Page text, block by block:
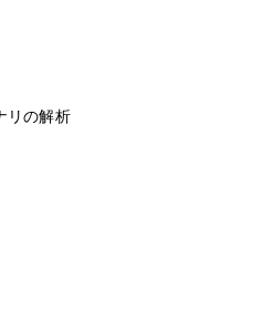
リの解析